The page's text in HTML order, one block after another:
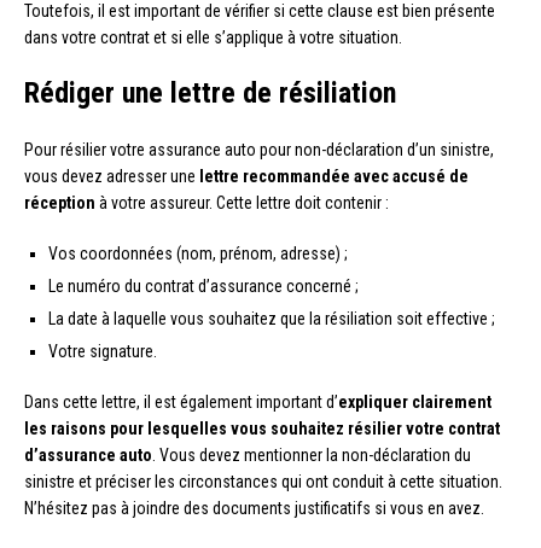
Toutefois, il est important de vérifier si cette clause est bien présente
dans votre contrat et si elle s’applique à votre situation.
Rédiger une lettre de résiliation
Pour résilier votre assurance auto pour non-déclaration d’un sinistre,
vous devez adresser une lettre recommandée avec accusé de
réception à votre assureur. Cette lettre doit contenir :
Vos coordonnées (nom, prénom, adresse) ;
Le numéro du contrat d’assurance concerné ;
La date à laquelle vous souhaitez que la résiliation soit effective ;
Votre signature.
Dans cette lettre, il est également important d’expliquer clairement
les raisons pour lesquelles vous souhaitez résilier votre contrat
d’assurance auto . Vous devez mentionner la non-déclaration du
sinistre et préciser les circonstances qui ont conduit à cette situation.
N’hésitez pas à joindre des documents justificatifs si vous en avez.